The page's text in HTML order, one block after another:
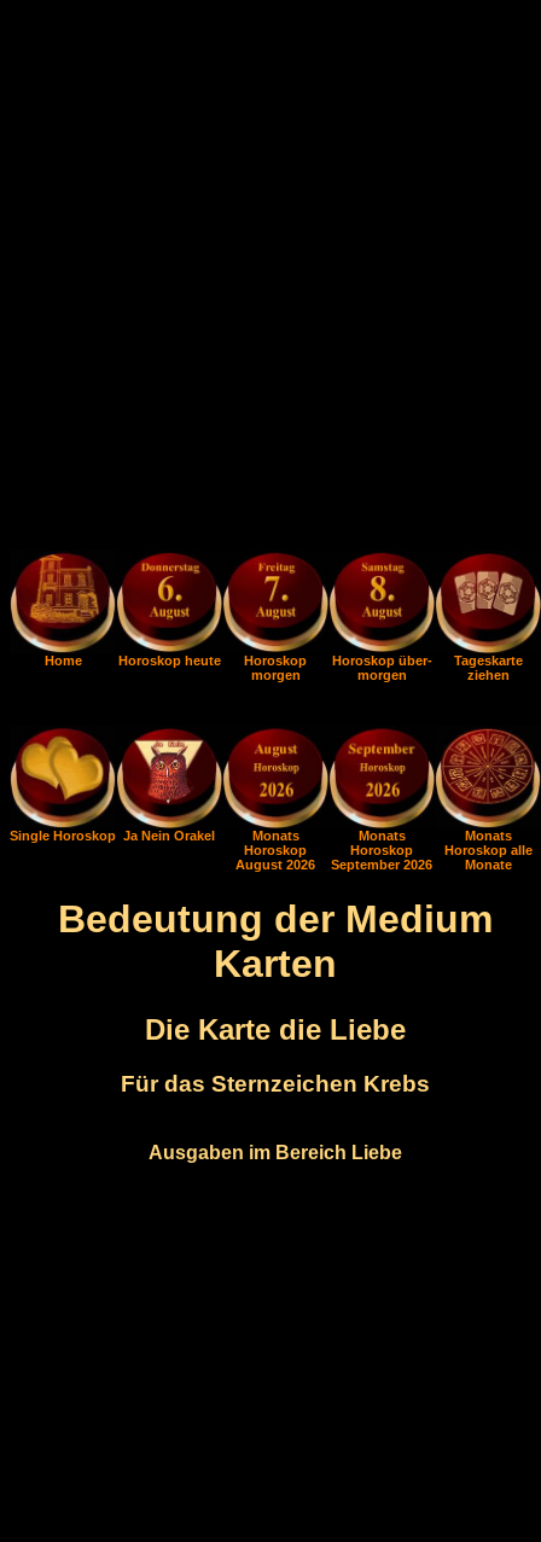
Home Horoskop heute
Horoskop
morgen
Horoskop über-
morgen
Tageskarte
ziehen
Single Horoskop Ja Nein Orakel
Monats
Horoskop
August 2026
Monats
Horoskop
September 2026
Monats
Horoskop alle
Monate
Bedeutung der Medium
Karten
Die Karte die Liebe
Für das Sternzeichen Krebs
Ausgaben im Bereich Liebe